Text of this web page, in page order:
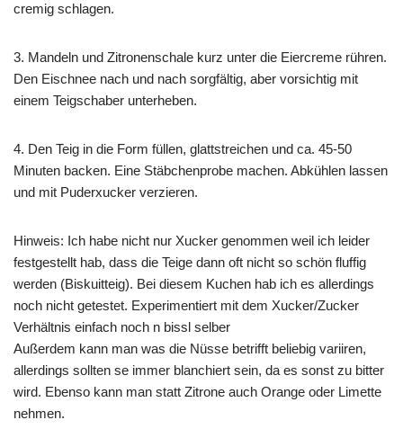
cremig schlagen.
3. Mandeln und Zitronenschale kurz unter die Eiercreme rühren.
Den Eischnee nach und nach sorgfältig, aber vorsichtig mit
einem Teigschaber unterheben.
4. Den Teig in die Form füllen, glattstreichen und ca. 45-50
Minuten backen. Eine Stäbchenprobe machen. Abkühlen lassen
und mit Puderxucker verzieren.
Hinweis: Ich habe nicht nur Xucker genommen weil ich leider
festgestellt hab, dass die Teige dann oft nicht so schön fluffig
werden (Biskuitteig). Bei diesem Kuchen hab ich es allerdings
noch nicht getestet. Experimentiert mit dem Xucker/Zucker
Verhältnis einfach noch n bissl selber
Außerdem kann man was die Nüsse betrifft beliebig variiren,
allerdings sollten se immer blanchiert sein, da es sonst zu bitter
wird. Ebenso kann man statt Zitrone auch Orange oder Limette
nehmen.